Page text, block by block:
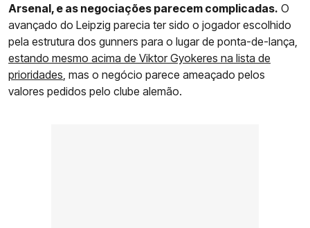
Arsenal, e as negociações parecem complicadas. O
avançado do Leipzig parecia ter sido o jogador escolhido
pela estrutura dos gunners para o lugar de ponta-de-lança,
estando mesmo acima de Viktor Gyokeres na lista de
prioridades, mas o negócio parece ameaçado pelos
valores pedidos pelo clube alemão.